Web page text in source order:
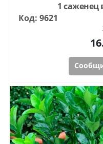
1 саженец
Код: 9621